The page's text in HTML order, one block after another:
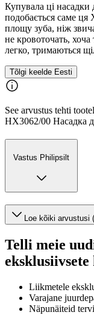
Купувала ці насадки
подобається саме
площу зуба, ніж
не кровоточать,
легко, тримаються
Tõlgi keelde Eesti
See arvustus tehti
HX3062/00 Насадка
Vastus Philipsilt
Loe kõiki arvustusi
Telli meie
Liikmetele
Varajane
Näpunäiteid